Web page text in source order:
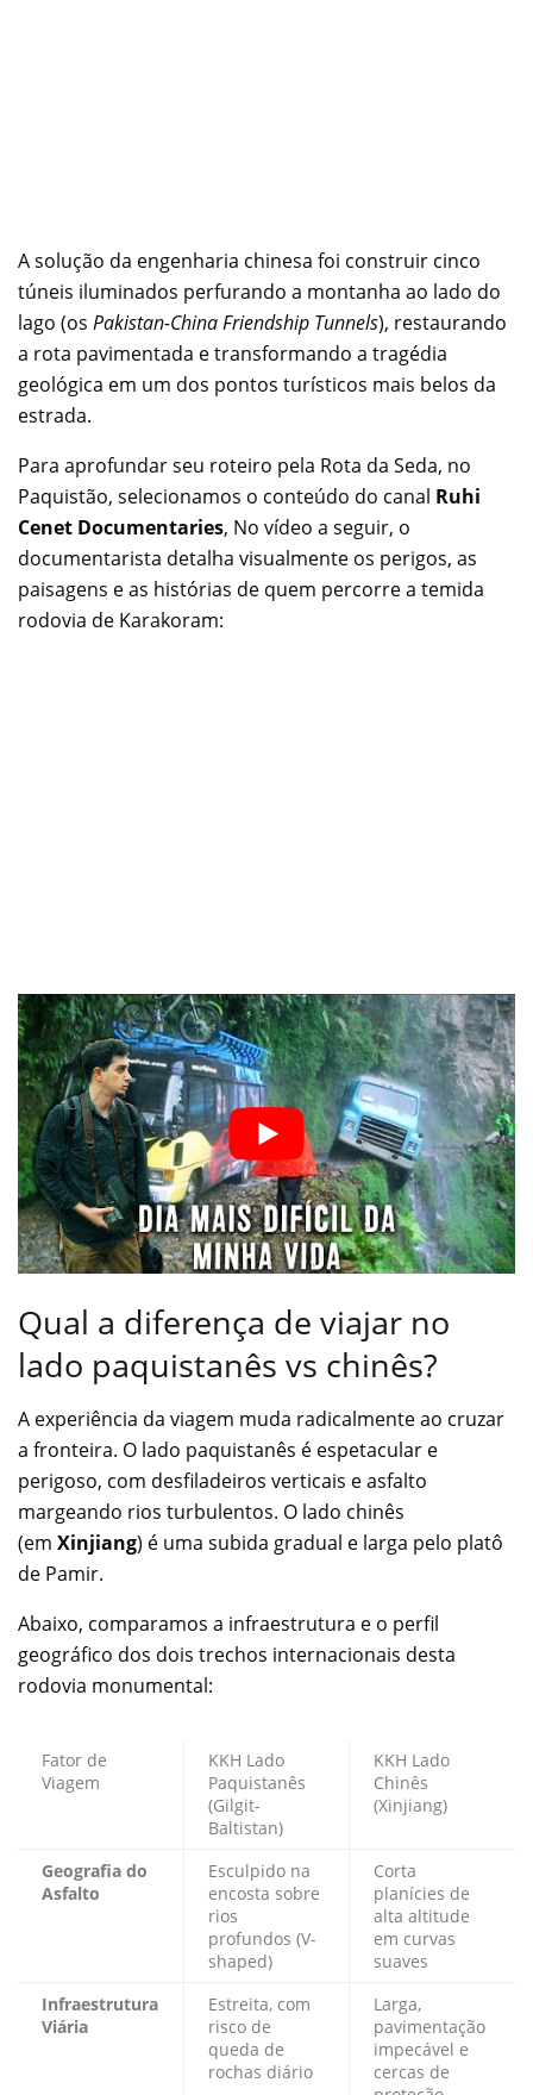
A solução da engenharia chinesa foi construir cinco
túneis iluminados perfurando a montanha ao lado do
lago (os Pakistan-China Friendship Tunnels), restaurando
a rota pavimentada e transformando a tragédia
geológica em um dos pontos turísticos mais belos da
estrada.
Para aprofundar seu roteiro pela Rota da Seda, no
Paquistão, selecionamos o conteúdo do canal Ruhi
Cenet Documentaries, No vídeo a seguir, o
documentarista detalha visualmente os perigos, as
paisagens e as histórias de quem percorre a temida
rodovia de Karakoram:
Qual a diferença de viajar no
lado paquistanês vs chinês?
A experiência da viagem muda radicalmente ao cruzar
a fronteira. O lado paquistanês é espetacular e
perigoso, com desfiladeiros verticais e asfalto
margeando rios turbulentos. O lado chinês
(em Xinjiang) é uma subida gradual e larga pelo platô
de Pamir.
Abaixo, comparamos a infraestrutura e o perfil
geográfico dos dois trechos internacionais desta
rodovia monumental:
Fator de
Viagem
KKH Lado
Paquistanês
(Gilgit-
Baltistan)
KKH Lado
Chinês
(Xinjiang)
Geografia do
Asfalto
Esculpido na
encosta sobre
rios
profundos (V-
shaped)
Corta
planícies de
alta altitude
em curvas
suaves
Infraestrutura
Viária
Estreita, com
risco de
queda de
rochas diário
Larga,
pavimentação
impecável e
cercas de